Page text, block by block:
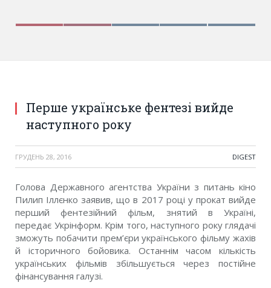
Перше українське фентезі вийде
наступного року
ГРУДЕНЬ 28, 2016 DIGEST
Голова Державного агентства України з питань кіно
Пилип Іллєнко заявив, що в 2017 році у прокат вийде
перший фентезійний фільм, знятий в Україні,
передає Укрінформ. Крім того, наступного року глядачі
зможуть побачити прем’єри українського фільму жахів
й історичного бойовика. Останнім часом кількість
українських фільмів збільшується через постійне
фінансування галузі.